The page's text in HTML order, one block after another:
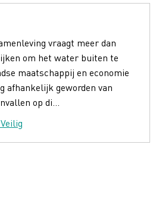
vraagt meer dan
om het water buiten te
maatschappij en economie
afhankelijk geworden van
op di...